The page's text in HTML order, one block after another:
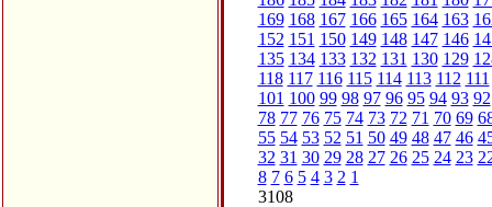
169 168 167 166 165 164 163
152 151 150 149 148 147 146
135 134 133 132 131 130 129
118 117 116 115 114 113 112 111
101 100 99 98 97 96 95 94 93 92
78 77 76 75 74 73 72 71 70 69
55 54 53 52 51 50 49 48 47 46
32 31 30 29 28 27 26 25 24 23
8 7 6 5 4 3 2 1
3108